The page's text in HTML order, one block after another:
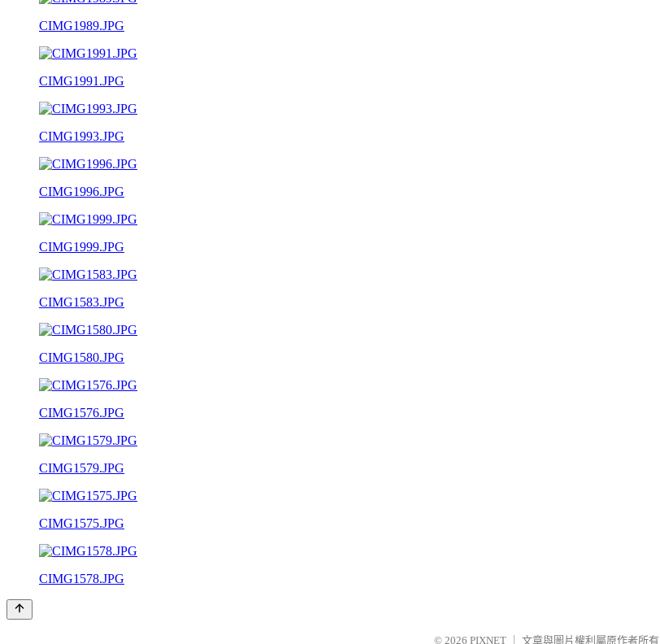
CIMG1989.JPG
CIMG1991.JPG
CIMG1993.JPG
CIMG1996.JPG
CIMG1999.JPG
CIMG1583.JPG
CIMG1580.JPG
CIMG1576.JPG
CIMG1579.JPG
CIMG1575.JPG
CIMG1578.JPG
© 2026 PIXNET 文章與圖片權利屬原作者所有